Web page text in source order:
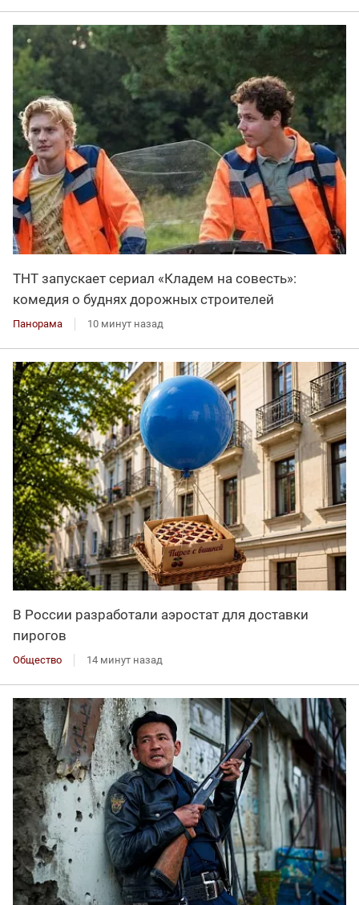
ТНТ запускает сериал «Кладем на совесть»:
комедия о буднях дорожных строителей
Панорама 10 минут назад
В России разработали аэростат для доставки
пирогов
Общество 14 минут назад